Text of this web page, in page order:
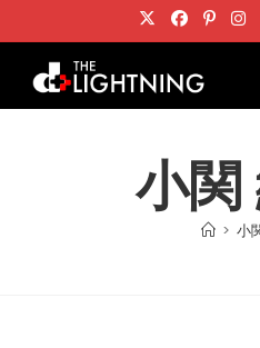
ン
小関
> 小